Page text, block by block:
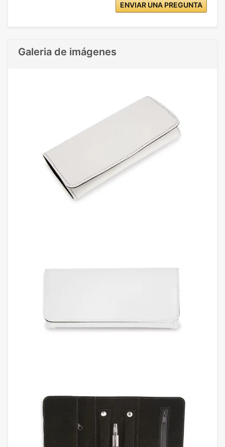
ENVIAR UNA PREGUNTA
Galeria de imágenes